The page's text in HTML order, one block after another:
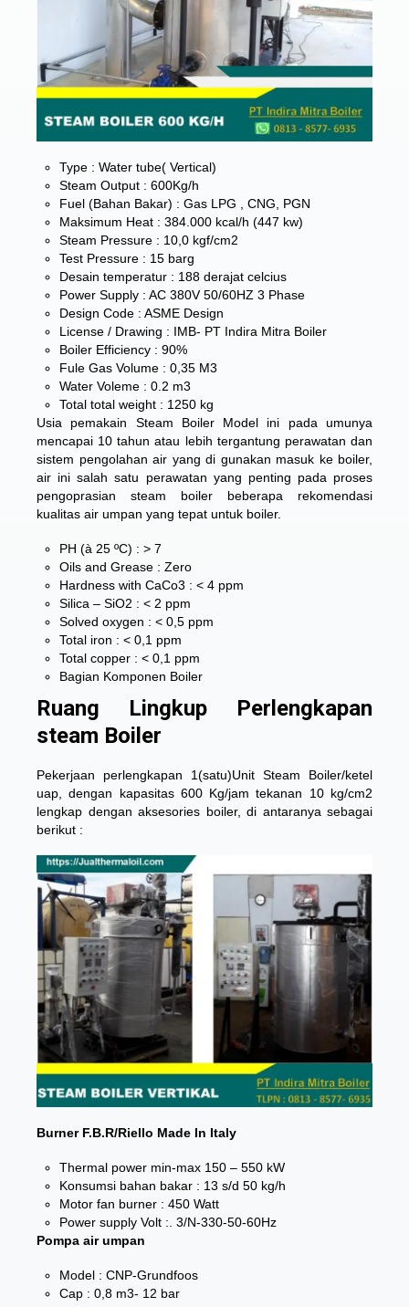
Type : Water tube( Vertical)
Steam Output : 600Kg/h
Fuel (Bahan Bakar) : Gas LPG , CNG, PGN
Maksimum Heat : 384.000 kcal/h (447 kw)
Steam Pressure : 10,0 kgf/cm2
Test Pressure : 15 barg
Desain temperatur : 188 derajat celcius
Power Supply : AC 380V 50/60HZ 3 Phase
Design Code : ASME Design
License / Drawing : IMB- PT Indira Mitra Boiler
Boiler Efficiency : 90%
Fule Gas Volume : 0,35 M3
Water Voleme : 0.2 m3
Total total weight : 1250 kg
Usia pemakain Steam Boiler Model ini pada umunya
mencapai 10 tahun atau lebih tergantung perawatan dan
sistem pengolahan air yang di gunakan masuk ke boiler,
air ini salah satu perawatan yang penting pada proses
pengoprasian steam boiler beberapa rekomendasi
kualitas air umpan yang tepat untuk boiler.
PH (à 25 ºC) : > 7
Oils and Grease : Zero
Hardness with CaCo3 : < 4 ppm
Silica – SiO2 : < 2 ppm
Solved oxygen : < 0,5 ppm
Total iron : < 0,1 ppm
Total copper : < 0,1 ppm
Bagian Komponen Boiler
Ruang Lingkup Perlengkapan
steam Boiler
Pekerjaan perlengkapan 1(satu)Unit Steam Boiler/ketel
uap, dengan kapasitas 600 Kg/jam tekanan 10 kg/cm2
lengkap dengan aksesories boiler, di antaranya sebagai
berikut :
Burner F.B.R/Riello Made In Italy
Thermal power min-max 150 – 550 kW
Konsumsi bahan bakar : 13 s/d 50 kg/h
Motor fan burner : 450 Watt
Power supply Volt :. 3/N-330-50-60Hz
Pompa air umpan
Model : CNP-Grundfoos
Cap : 0,8 m3- 12 bar